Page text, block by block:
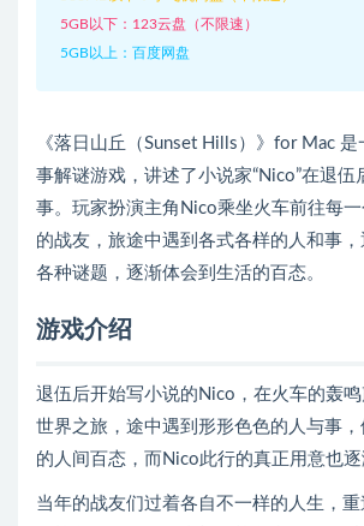
5GB以下：123云盘（不限速）
5GB以上：百度网盘
《落日山丘（Sunset Hills）》for Mac
事解谜游戏，讲述了小说家“Nico”在退伍
事。玩家扮演主角Nico乘坐火车前往每
的战友，旅途中遇到各式各样的人和事
各种谜题，逐渐体会到生活的百态。
游戏介绍
退伍后开始写小说的Nico，在火车的轰
世界之旅，途中遇到形形色色的人与事
的人间百态，而Nico此行的真正用意也
当年的战友们过着各自不一样的人生，